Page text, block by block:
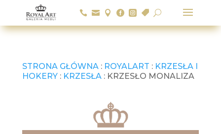
      U
STRONA GŁÓWNA: ROYALART : KRZESŁA I
HOKERY: KRZESŁA: KRZESŁO MONALIZA